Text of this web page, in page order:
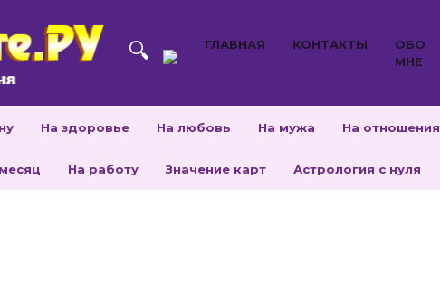
ГЛАВНАЯ КОНТАКТЫ
ОБО
МНЕ
На здоровье На любовь На мужа На отношения
На работу Значение карт Астрология с нуля